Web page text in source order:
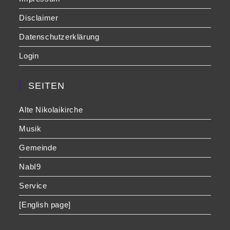
Disclaimer
Datenschutzerklärung
Login
SEITEN
Alte Nikolaikirche
Musik
Gemeinde
NabI9
Service
[English page]